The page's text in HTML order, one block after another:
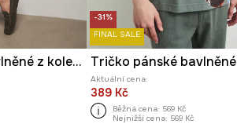
Tričko pánské bavlněné z kolekce Ilona Tambor x Medicine
-31%
FINAL SALE
Aktuální cena:
389 Kč
Běžná cena: 569 Kč
Nejnižší cena: 569 Kč